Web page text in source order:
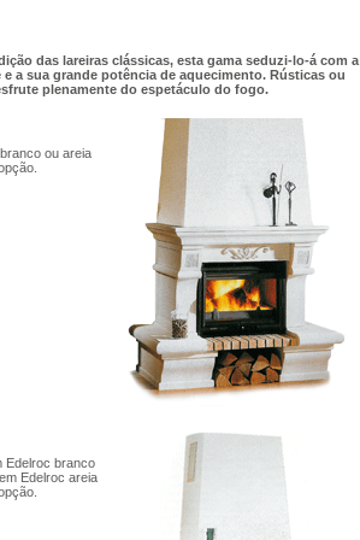
das lareiras clássicas, esta gama seduzi-lo-á com a
e a sua grande potência de aquecimento. Rústicas ou
plenamente do espetáculo do fogo.
ou areia
Edelroc branco
Edelroc areia